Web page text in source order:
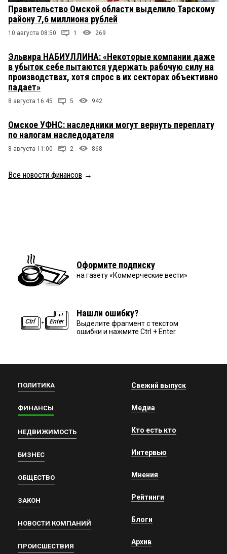
Правительство Омской области выделило Тарскому
району 7,6 миллиона рублей
10 августа 08:50 1 269
Эльвира НАБИУЛЛИНА: «Некоторые компании даже
в убыток себе пытаются удержать рабочую силу на
производствах, хотя спрос в их секторах объективно
падает»
8 августа 16:45 5 942
Омское УФНС: наследники могут вернуть переплату
по налогам наследодателя
8 августа 11:00 2 868
Все новости финансов →
Оформите подписку
на газету «Коммерческие вести»
Нашли ошибку?
Выделите фрагмент с текстом
ошибки и нажмите Ctrl + Enter.
ПОЛИТИКА
ФИНАНСЫ
НЕДВИЖИМОСТЬ
БИЗНЕС
ОБЩЕСТВО
ЗАКОН
НОВОСТИ КОМПАНИЙ
ПРОИСШЕСТВИЯ
Свежий выпуск
Медиа
Кто есть кто
Интервью
Мнения
Рейтинги
Блоги
Архив